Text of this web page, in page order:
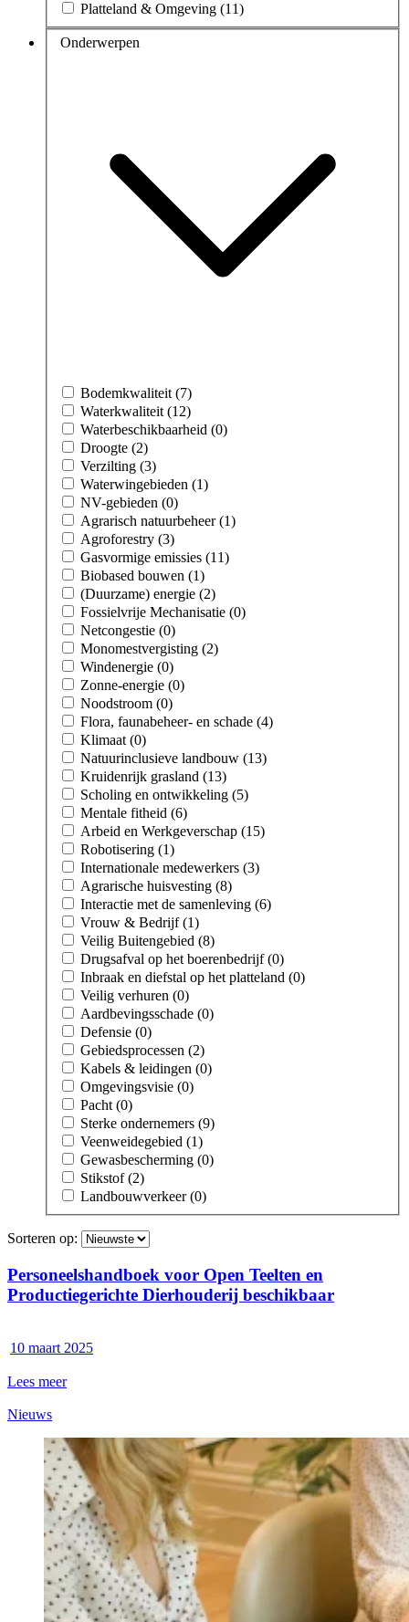
Platteland & Omgeving (11)
Onderwerpen
Bodemkwaliteit (7)
Waterkwaliteit (12)
Waterbeschikbaarheid (0)
Droogte (2)
Verzilting (3)
Waterwingebieden (1)
NV-gebieden (0)
Agrarisch natuurbeheer (1)
Agroforestry (3)
Gasvormige emissies (11)
Biobased bouwen (1)
(Duurzame) energie (2)
Fossielvrije Mechanisatie (0)
Netcongestie (0)
Monomestvergisting (2)
Windenergie (0)
Zonne-energie (0)
Noodstroom (0)
Flora, faunabeheer- en schade (4)
Klimaat (0)
Natuurinclusieve landbouw (13)
Kruidenrijk grasland (13)
Scholing en ontwikkeling (5)
Mentale fitheid (6)
Arbeid en Werkgeverschap (15)
Robotisering (1)
Internationale medewerkers (3)
Agrarische huisvesting (8)
Interactie met de samenleving (6)
Vrouw & Bedrijf (1)
Veilig Buitengebied (8)
Drugsafval op het boerenbedrijf (0)
Inbraak en diefstal op het platteland (0)
Veilig verhuren (0)
Aardbevingsschade (0)
Defensie (0)
Gebiedsprocessen (2)
Kabels & leidingen (0)
Omgevingsvisie (0)
Pacht (0)
Sterke ondernemers (9)
Veenweidegebied (1)
Gewasbescherming (0)
Stikstof (2)
Landbouwverkeer (0)
Sorteren op:
Personeelshandboek voor Open Teelten en
Productiegerichte Dierhouderij beschikbaar
10 maart 2025
Lees meer
Nieuws